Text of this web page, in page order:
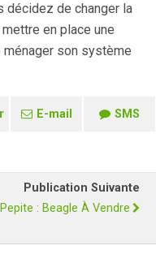
décidez de changer la
en place une
son système
E-mail SMS
Publication Suivante
Pepite : Beagle À Vendre